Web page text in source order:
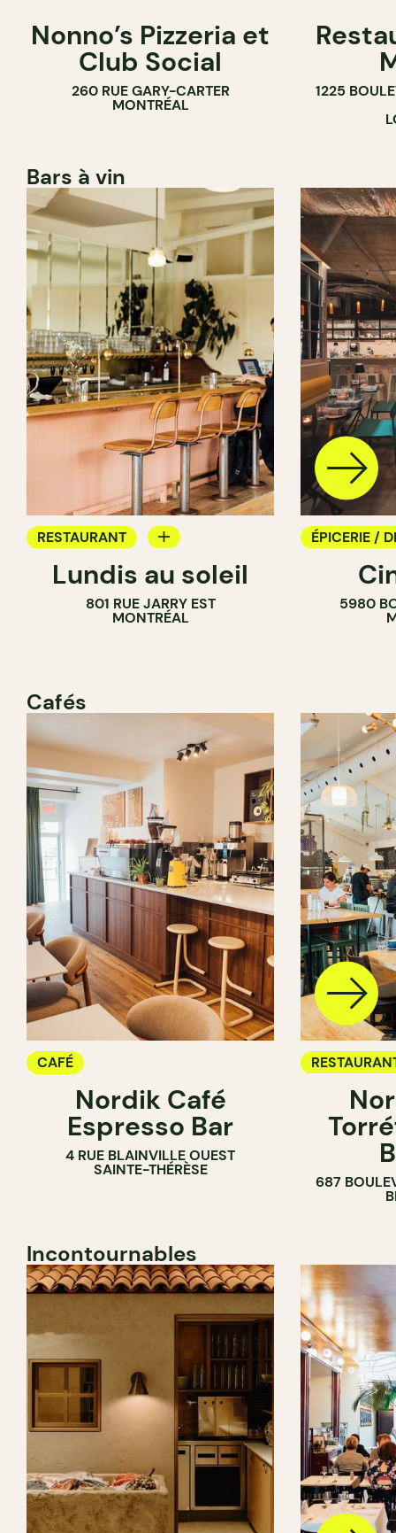
Nonno’s Pizzeria et
Club Social
260 RUE GARY-CARTER
MONTRÉAL
1225
Bars à vin
RESTAURANT
BAR À VIN
Lundis au soleil
801 RUE JARRY EST
MONTRÉAL
ÉPICERIE /
COMPTOIR
CAVISTE
5980
Cafés
CAFÉ
Nordik Café
Espresso Bar
4 RUE BLAINVILLE OUEST
SAINTE-THÉRÈSE
687
Incontournables